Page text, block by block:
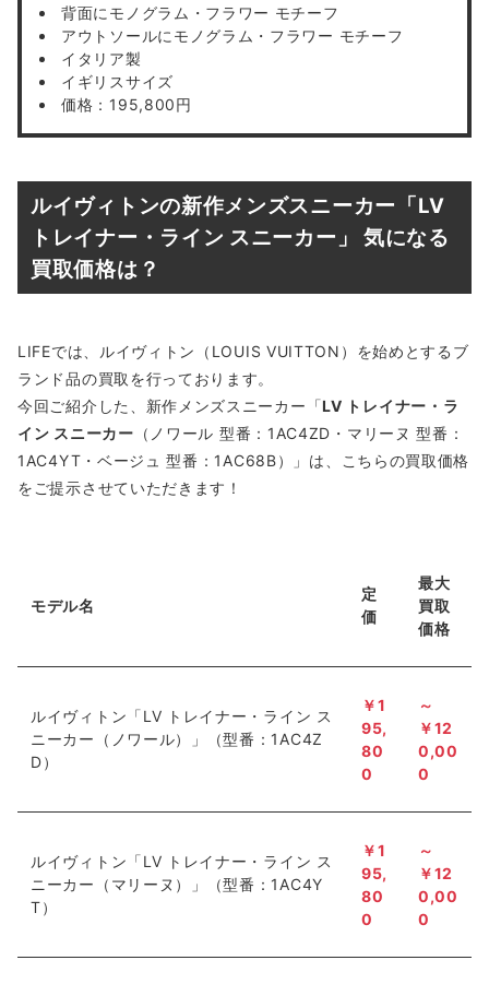
背面にモノグラム・フラワー モチーフ
アウトソールにモノグラム・フラワー モチーフ
イタリア製
イギリスサイズ
価格：195,800円
ルイヴィトンの新作メンズスニーカー「LV
トレイナー・ライン スニーカー」 気になる
買取価格は？
LIFEでは、ルイヴィトン（LOUIS VUITTON）を始めとするブ
ランド品の買取を行っております。
今回ご紹介した、新作メンズスニーカー「LV トレイナー・ラ
イン スニーカー （ノワール 型番：1AC4ZD・マリーヌ 型番：
1AC4YT・ベージュ 型番：1AC68B）」は、こちらの買取価格
をご提示させていただきます！
モデル名
定
価
最大
買取
価格
ルイヴィトン「LV トレイナー・ライン ス
ニーカー（ノワール）」（型番：1AC4Z
D）
￥1
95,
80
0
～
￥12
0,00
0
ルイヴィトン「LV トレイナー・ライン ス
ニーカー（マリーヌ）」（型番：1AC4Y
T）
￥1
95,
80
0
～
￥12
0,00
0